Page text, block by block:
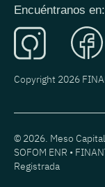
Encuéntranos en:
Copyright 2026
© 2026. Meso
SOFOM ENR •
Registrada